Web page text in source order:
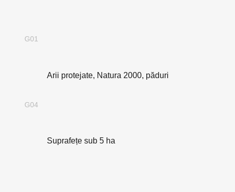
G01
Arii protejate, Natura 2000, păduri
G04
Suprafețe sub 5 ha